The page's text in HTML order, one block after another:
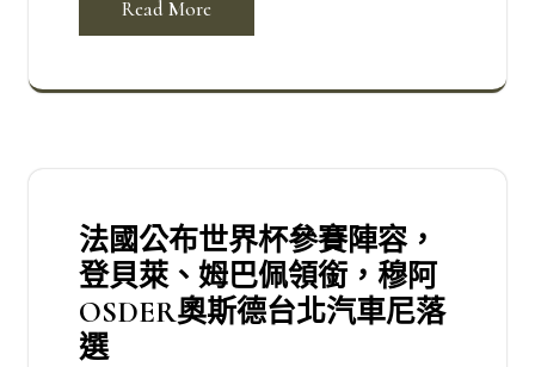
Read More
法國公布世界杯參賽陣容，
登貝萊、姆巴佩領銜，穆阿
OSDER奧斯德台北汽車尼落
選